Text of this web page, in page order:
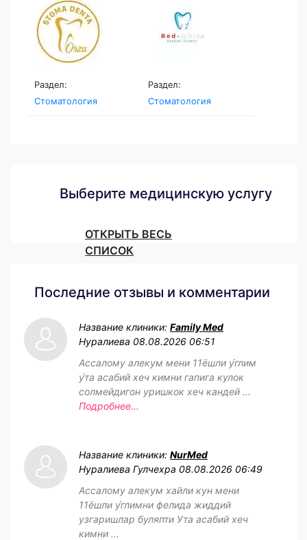
Раздел:
Стоматология
Раздел:
Стоматология
Выберите медицинскую услугу
ОТКРЫТЬ ВЕСЬ
СПИСОК
Последние отзывы и комментарии
Название клиники: Family Med
Нуралиева 08.08.2026 06:51
Ассалому алекум мени 11ёшли у́глим
у́та асабий хеч кимни гапига кулок
солмейдигон уришкок хеч кандей ...
Подробнее...
Название клиники: NurMed
Нуралиева Гулчехра 08.08.2026 06:49
Ассалому алекум хайли кун мени
11ёшли у́глимни фелида жиддий
узгаришлар буляпти Ута асабий хеч
кимни ...